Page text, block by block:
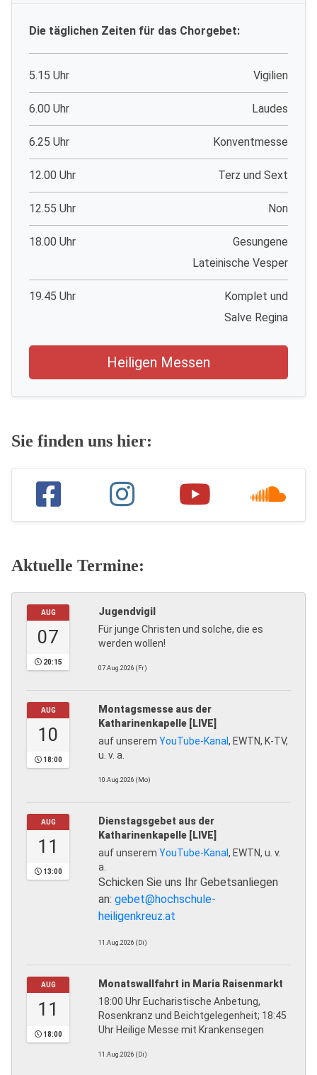
Die täglichen Zeiten für das Chorgebet:
5.15 Uhr Vigilien
6.00 Uhr Laudes
6.25 Uhr Konventmesse
12.00 Uhr Terz und Sext
12.55 Uhr Non
18.00 Uhr
Gesungene
Lateinische Vesper
19.45 Uhr
Komplet und
Salve Regina
Heiligen Messen
Sie finden uns hier:
Aktuelle Termine:
AUG
07
20:15
Jugendvigil
Für junge Christen und solche, die es
werden wollen!
07.Aug.2026 (Fr)
AUG
10
18:00
Montagsmesse aus der
Katharinenkapelle [LIVE]
auf unserem YouTube-Kanal, EWTN, K-TV,
u. v. a.
10.Aug.2026 (Mo)
AUG
11
13:00
Dienstagsgebet aus der
Katharinenkapelle [LIVE]
auf unserem YouTube-Kanal, EWTN, u. v.
a.
Schicken Sie uns Ihr Gebetsanliegen
an: gebet@hochschule-
heiligenkreuz.at
11.Aug.2026 (Di)
AUG
11
18:00
Monatswallfahrt in Maria Raisenmarkt
18:00 Uhr Eucharistische Anbetung,
Rosenkranz und Beichtgelegenheit; 18:45
Uhr Heilige Messe mit Krankensegen
11.Aug.2026 (Di)